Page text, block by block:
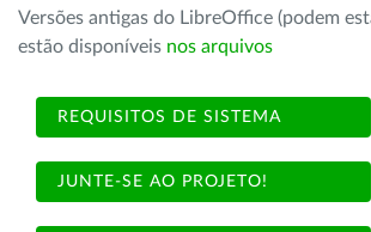
Versões antigas do LibreOffice (podem
estão disponíveis nos arquivos
REQUISITOS DE SISTEMA
JUNTE-SE AO PROJETO!